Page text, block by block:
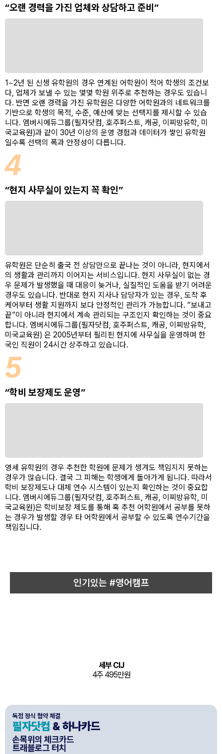
“오랜 경력을 가진 업체와 상담하고 준비”
1~2년 된 신생 유학원의 경우 연계된 어학원이 적어 학생의 조건보
다, 업체가 보낼 수 있는 몇몇 학원 위주로 추천하는 경우도 있습니
다. 반면 오랜 경력을 가진 유학원은 다양한 어학원과의 네트워크를
기반으로 학생의 목적, 수준, 예산에 맞는 선택지를 제시할 수 있습
니다. 엠버시에듀그룹(필자닷컴, 호주퍼스트, 캐공, 이찌방유학, 미
국교육원)과 같이 30년 이상의 운영 경험과 데이터가 쌓인 유학원
일수록 선택의 폭과 안정성이 다릅니다.
4
“현지 사무실이 있는지 꼭 확인”
유학원은 단순히 출국 전 상담만으로 끝나는 것이 아니라, 현지에서
의 생활과 관리까지 이어지는 서비스입니다. 현지 사무실이 없는 경
우 문제가 발생했을 때 대응이 늦거나, 실질적인 도움을 받기 어려운
경우도 있습니다. 반대로 현지 지사나 담당자가 있는 경우, 도착 후
케어부터 생활 지원까지 보다 안정적인 관리가 가능합니다. “보내고
끝”이 아니라 현지에서 계속 관리되는 구조인지 확인하는 것이 중요
합니다. 엠버시에듀그룹(필자닷컴, 호주퍼스트, 캐공, 이찌방유학,
미국교육원) 은 2005년부터 필리핀 현지에 사무실을 운영하며 한
국인 직원이 24시간 상주하고 있습니다.
5
“학비 보장제도 운영”
영세 유학원의 경우 추천한 학원에 문제가 생겨도 책임지지 못하는
경우가 많습니다. 결국 그 피해는 학생에게 돌아가게 됩니다. 따라서
학비 보장제도나 대체 연수 시스템이 있는지 확인하는 것이 중요합
니다. 엠버시에듀그룹(필자닷컴, 호주퍼스트, 캐공, 이찌방유학, 미
국교육원)은 학비보장 제도를 통해 혹 추천 어학원에서 공부를 못하
는 경우가 발생할 경우 타 어학원에서 공부할 수 있도록 연수기간을
책임집니다.
인기있는 #영어캠프
세부 CIJ
4주 495만원
필자닷컴 & 하나카드
독점 정식 협약 체결
손목위의 체크카드
트래블로그 터치